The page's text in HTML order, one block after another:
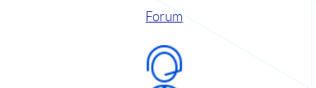
Forum